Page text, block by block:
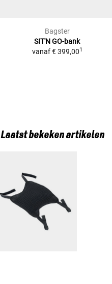
Bagster
SIT'N GO-bank
vanaf € 399,001
Laatst bekeken artikelen